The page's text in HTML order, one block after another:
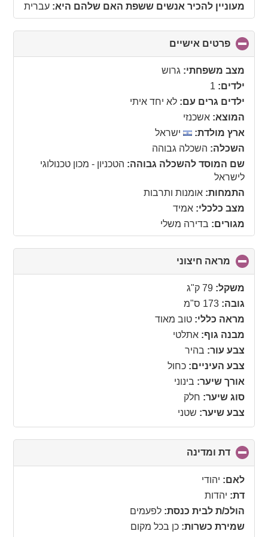
מעוניין להכיר אנשים ששפת האם שלהם היא: עברית
פרטים אישיים
to
collapse
מצב משפחתי: גרוש
ילדים: 1
ילדים גרים עם: לא יחד איתי
המוצא: אשכנזי
ארץ מולדת:
ישראל
השכלה: השכלה גבוהה
שם המוסד להשכלה גבוהה: הטכניון - מכון טכנולוגי
לישראל
התמחות: אומנות ותרבות
מצב כלכלי: אמיד
מגורים: בדירה משלי
מראה חיצוני
to
משקל: 79 ק"ג
גובה: 173 ס"מ
מראה כללי: טוב מאוד
מבנה גוף: אתלטי
צבע עור: בהיר
צבע העיניים: כחול
אורך שיער: בינוני
סוג שיער: חלק
צבע שיער: שטני
דת ומדינה
to
לאם: יהודי
דת: יהדות
הולכ/ת לבית כנסת: לפעמים
שמירת כשרות: כן בכל מקום